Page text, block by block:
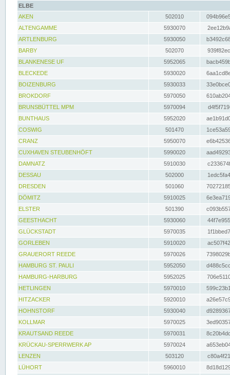
ELBE
AKEN
502010
ALTENGAMME
5930070
ARTLENBURG
5930050
BARBY
502070
BLANKENESE UF
5952065
BLECKEDE
5930020
BOIZENBURG
5930033
BROKDORF
5970050
BRUNSBÜTTEL MPM
5970094
BUNTHAUS
5952020
COSWIG
501470
CRANZ
5950070
CUXHAVEN STEUBENHÖFT
5990020
DAMNATZ
5910030
DESSAU
502000
DRESDEN
501060
DÖMITZ
5910025
ELSTER
501390
GEESTHACHT
5930060
GLÜCKSTADT
5970035
GORLEBEN
5910020
GRAUERORT REEDE
5970026
HAMBURG ST. PAULI
5952050
HAMBURG-HARBURG
5952025
HETLINGEN
5970010
HITZACKER
5920010
HOHNSTORF
5930040
KOLLMAR
5970025
KRAUTSAND REEDE
5970031
KRÜCKAU-SPERRWERK AP
5970024
LENZEN
503120
LÜHORT
5960010